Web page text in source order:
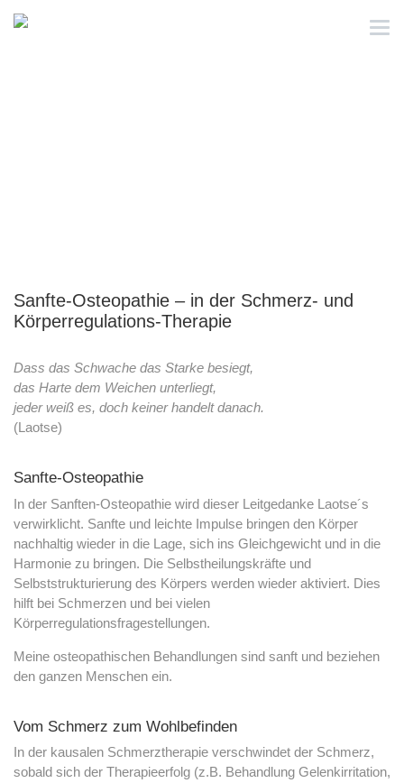
Sanfte-Osteopathie – in der Schmerz- und
Körperregulations-Therapie
Dass das Schwache das Starke besiegt,
das Harte dem Weichen unterliegt,
jeder weiß es, doch keiner handelt danach.
(Laotse)
Sanfte-Osteopathie
In der Sanften-Osteopathie wird dieser Leitgedanke Laotse´s
verwirklicht. Sanfte und leichte Impulse bringen den Körper
nachhaltig wieder in die Lage, sich ins Gleichgewicht und in die
Harmonie zu bringen. Die Selbstheilungskräfte und
Selbststrukturierung des Körpers werden wieder aktiviert. Dies
hilft bei Schmerzen und bei vielen
Körperregulationsfragestellungen.
Meine osteopathischen Behandlungen sind sanft und beziehen
den ganzen Menschen ein.
Vom Schmerz zum Wohlbefinden
In der kausalen Schmerztherapie verschwindet der Schmerz,
sobald sich der Therapieerfolg (z.B. Behandlung Gelenkirritation,